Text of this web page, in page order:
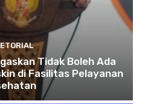
Tidak Boleh Ada
di Fasilitas Pelayanan